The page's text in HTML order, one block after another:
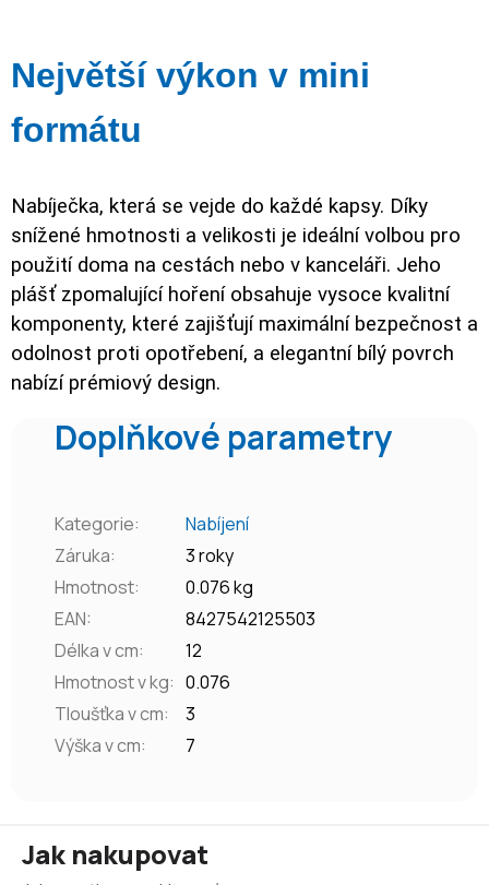
Největší výkon v mini
formátu
Nabíječka, která se vejde do každé kapsy. Díky
snížené hmotnosti a velikosti je ideální volbou pro
použití doma na cestách nebo v kanceláři. Jeho
plášť zpomalující hoření obsahuje vysoce kvalitní
komponenty, které zajišťují maximální bezpečnost a
odolnost proti opotřebení, a elegantní bílý povrch
nabízí prémiový design.
Doplňkové parametry
Kategorie:
Nabíjení
Záruka:
3 roky
Hmotnost:
0.076 kg
EAN:
8427542125503
Délka v cm:
12
Hmotnost v kg: 0.076
Tloušťka v cm:
3
Výška v cm: 7
Jak nakupovat